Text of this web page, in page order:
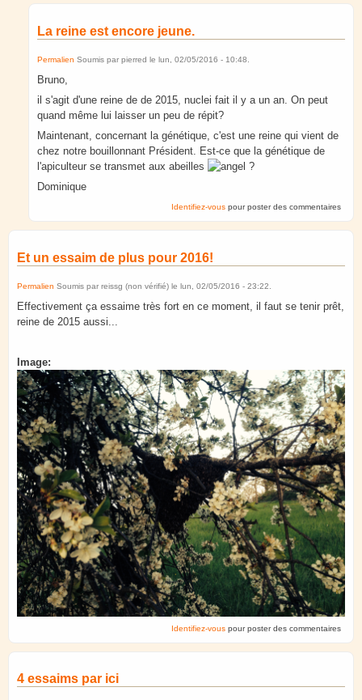
La reine est encore jeune.
Permalien Soumis par pierred le lun, 02/05/2016 - 10:48
Bruno,
il s'agit d'une reine de de 2015, nuclei fait il y a un an. On peut
quand même lui laisser un peu de répit?
Maintenant, concernant la génétique, c'est une reine qui vient de
chez notre bouillonnant Président. Est-ce que la génétique de
l'apiculteur se transmet aux abeilles
?
Dominique
Identifiez-vous pour poster des commentaires
Et un essaim de plus pour 2016!
Permalien Soumis par reissg (non vérifié) le lun, 02/05/2016 - 23:22.
Effectivement ça essaime très fort en ce moment, il faut se tenir prêt,
reine de 2015 aussi...
Image:
Identifiez-vous pour poster des commentaires
4 essaims par ici